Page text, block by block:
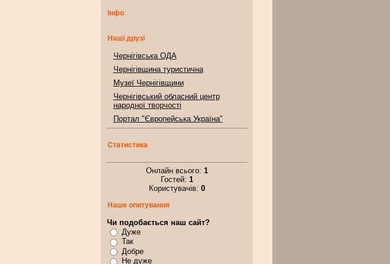
Інфо
Наші друзі
Чернігівська ОДА
Чернігівщина туристична
Музеї Чернігівщини
Чернігівський обласний центр
народної творчості
Портал "Європейська Україна"
Статистика
Онлайн всього: 1
Гостей: 1
Користувачів: 0
Наше опитування
Чи подобається наш сайт?
Дуже
Так
Добре
Не дуже